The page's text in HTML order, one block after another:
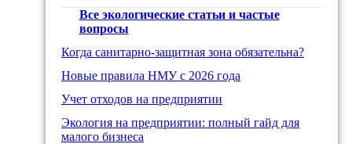
Все экологические статьи и частые
вопросы
Когда санитарно-защитная зона обязательна?
Новые правила НМУ с 2026 года
Учет отходов на предприятии
Экология на предприятии: полный гайд для
малого бизнеса